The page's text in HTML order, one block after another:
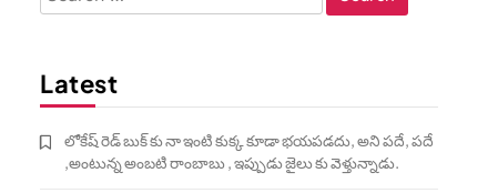
for:
Latest
లోకేష్ రెడ్ బుక్ కు నా ఇంటి కుక్క కూడా భయపడదు, అని పదే, పదే
,అంటున్న అంబటి రాంబాబు , ఇప్పుడు జైలు కు వెళ్తున్నాడు.